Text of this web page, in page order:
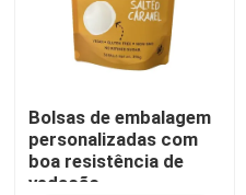
Bolsa para embalagem
Bolsas com Fundo Plano
Bolsas de embalagem
personalizadas com
boa resistência de
vedação